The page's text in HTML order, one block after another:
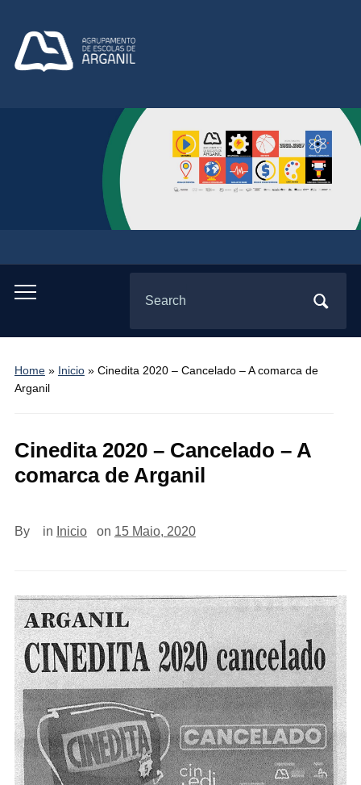
Toggle
menu
for:
Home» Inicio» Cinedita 2020 – Cancelado – A comarca de
Arganil
Cinedita 2020 – Cancelado – A
comarca de Arganil
By in Inicio on 15 Maio, 2020